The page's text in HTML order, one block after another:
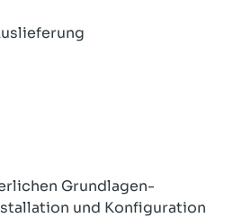
Grundlagen-
und Konfiguration